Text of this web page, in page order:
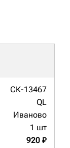
СК-13467
QL
Иваново
1 шт
920 ₽